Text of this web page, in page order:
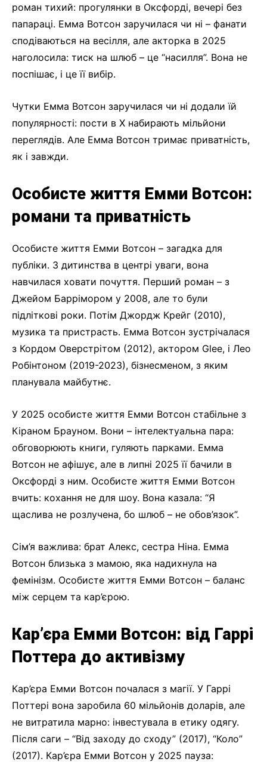
роман тихий: прогулянки в Оксфорді, вечері без
папараці. Емма Вотсон заручилася чи ні – фанати
сподіваються на весілля, але акторка в 2025
наголосила: тиск на шлюб – це “насилля”. Вона не
поспішає, і це її вибір.
Чутки Емма Вотсон заручилася чи ні додали їй
популярності: пости в X набирають мільйони
переглядів. Але Емма Вотсон тримає приватність,
як і завжди.
Особисте життя Емми Вотсон:
романи та приватність
Особисте життя Емми Вотсон – загадка для
публіки. З дитинства в центрі уваги, вона
навчилася ховати почуття. Перший роман – з
Джейом Баррімором у 2008, але то були
підліткові роки. Потім Джордж Крейг (2010),
музика та пристрасть. Емма Вотсон зустрічалася
з Кордом Оверстрітом (2012), актором Glee, і Лео
Робінтоном (2019-2023), бізнесменом, з яким
планувала майбутнє.
У 2025 особисте життя Емми Вотсон стабільне з
Кіраном Брауном. Вони – інтелектуальна пара:
обговорюють книги, гуляють парками. Емма
Вотсон не афішує, але в липні 2025 її бачили в
Оксфорді з ним. Особисте життя Емми Вотсон
вчить: кохання не для шоу. Вона казала: “Я
щаслива не розлучена, бо шлюб – не обов’язок”.
Сім’я важлива: брат Алекс, сестра Ніна. Емма
Вотсон близька з мамою, яка надихнула на
фемінізм. Особисте життя Емми Вотсон – баланс
між серцем та кар’єрою.
Кар’єра Емми Вотсон: від Гаррі
Поттера до активізму
Кар’єра Емми Вотсон почалася з магії. У Гаррі
Поттері вона заробила 60 мільйонів доларів, але
не витратила марно: інвестувала в етику одягу.
Після саги – “Від заходу до сходу” (2017), “Коло”
(2017). Кар’єра Емми Вотсон у 2025 пауза: